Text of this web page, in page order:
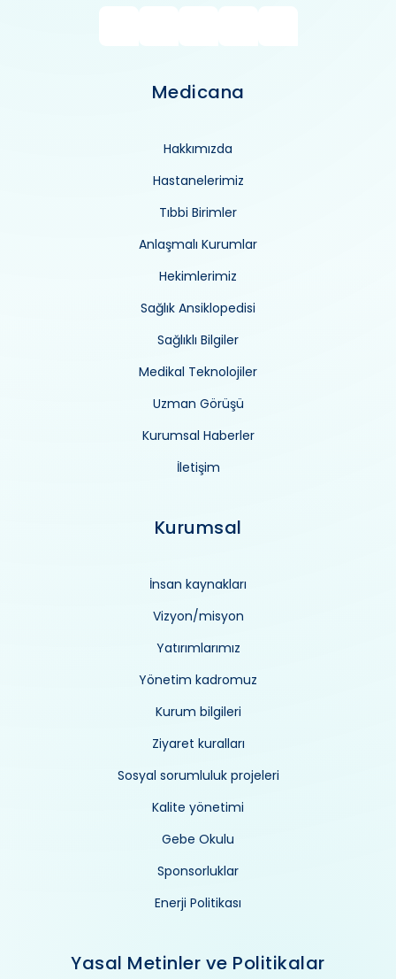
Medicana
Hakkımızda
Hastanelerimiz
Tıbbi Birimler
Anlaşmalı Kurumlar
Hekimlerimiz
Sağlık Ansiklopedisi
Sağlıklı Bilgiler
Medikal Teknolojiler
Uzman Görüşü
Kurumsal Haberler
İletişim
Kurumsal
İnsan kaynakları
Vizyon/misyon
Yatırımlarımız
Yönetim kadromuz
Kurum bilgileri
Ziyaret kuralları
Sosyal sorumluluk projeleri
Kalite yönetimi
Gebe Okulu
Sponsorluklar
Enerji Politikası
Yasal Metinler ve Politikalar